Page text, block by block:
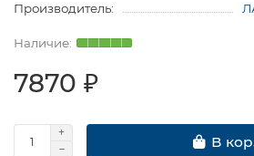
Производитель:
7870 ₽
В